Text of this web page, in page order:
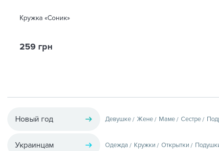
Кружка «Соник»
259 грн
Новый год Девушке Жене Маме Сестре
Украинцам Одежда Кружки Открытки